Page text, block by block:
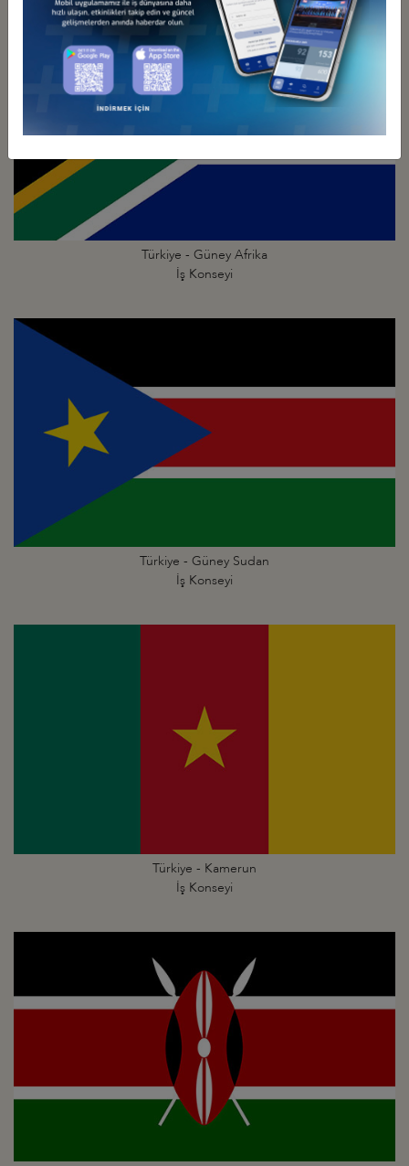
Türkiye - Güney Afrika
İş Konseyi
Türkiye - Güney Sudan
İş Konseyi
Türkiye - Kamerun
İş Konseyi